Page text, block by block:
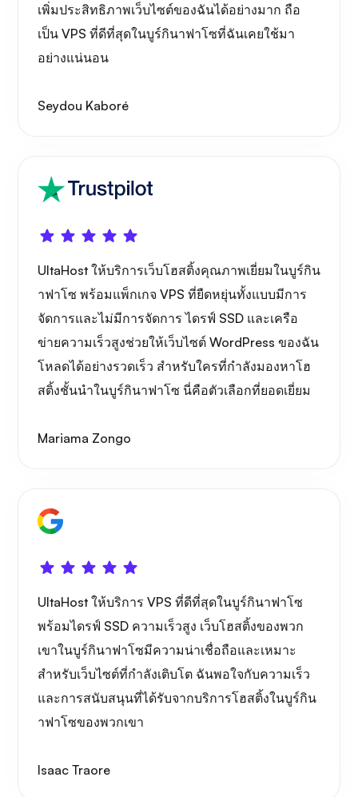
พอร์เทนเนอร์
เพิ่มประสิทธิภาพเว็บไซต์ของฉันได้อย่างมาก ถือ
เป็น VPS ที่ดีที่สุดในบูร์กินาฟาโซที่ฉันเคยใช้มา
อย่างแน่นอน
Seydou Kaboré
UltaHost ให้บริการเว็บโฮสติ้งคุณภาพเยี่ยมในบูร์กิน
าฟาโซ พร้อมแพ็กเกจ VPS ที่ยืดหยุ่นทั้งแบบมีการ
จัดการและไม่มีการจัดการ ไดรฟ์ SSD และเครือ
ข่ายความเร็วสูงช่วยให้เว็บไซต์ WordPress ของฉัน
โหลดได้อย่างรวดเร็ว สำหรับใครที่กำลังมองหาโฮ
สติ้งชั้นนำในบูร์กินาฟาโซ นี่คือตัวเลือกที่ยอดเยี่ยม
Mariama Zongo
UltaHost ให้บริการ VPS ที่ดีที่สุดในบูร์กินาฟาโซ
พร้อมไดรฟ์ SSD ความเร็วสูง เว็บโฮสติ้งของพวก
เขาในบูร์กินาฟาโซมีความน่าเชื่อถือและเหมาะ
สำหรับเว็บไซต์ที่กำลังเติบโต ฉันพอใจกับความเร็ว
และการสนับสนุนที่ได้รับจากบริการโฮสติ้งในบูร์กิน
าฟาโซของพวกเขา
Isaac Traore